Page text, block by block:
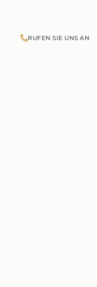
RUFEN SIE UNS AN